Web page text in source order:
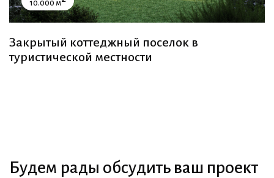
10.000 м
Закрытый коттеджный поселок в
туристической местности
Будем рады обсудить ваш проект